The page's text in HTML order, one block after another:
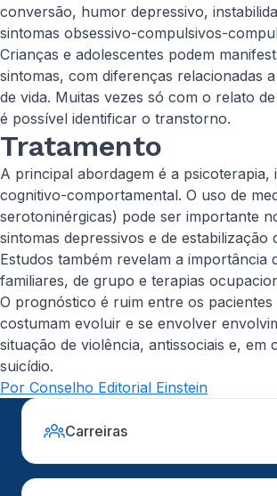
conversão, humor depressivo,
sintomas obsessivo-compulsivos-
Crianças e adolescentes podem
sintomas, com diferenças relacionadas
de vida. Muitas vezes só com o relato
é possível identificar o transtorno.
Tratamento
A principal abordagem é a psicoterapia,
cognitivo-comportamental. O uso de
serotoninérgicas) pode ser importante
sintomas depressivos e de estabilização
Estudos também revelam a importância
familiares, de grupo e terapias
O prognóstico é ruim entre os pacientes
costumam evoluir e se envolver
situação de violência, antissociais e, em
suicídio.
Por Conselho Editorial Einstein
Carreiras